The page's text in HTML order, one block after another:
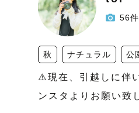
56件
秋 ナチュラル 公
⚠️現在、引越しに伴
ンスタよりお願い致